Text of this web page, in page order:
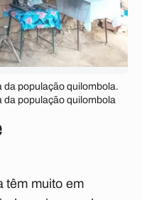
da população quilombola.
da população quilombola
têm muito em